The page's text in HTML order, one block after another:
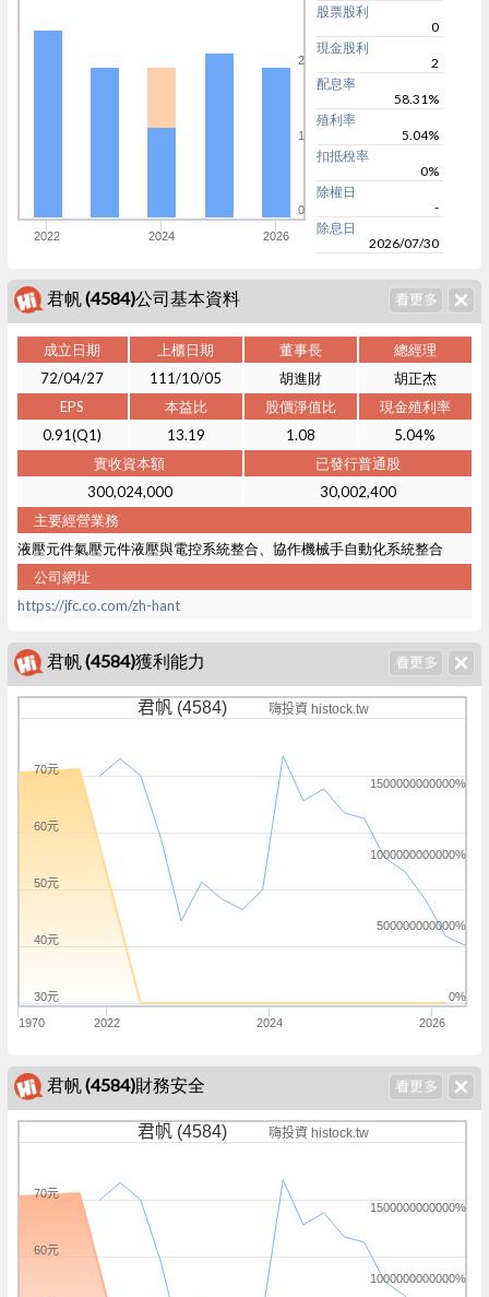
2022 2024 2026
0
1
2
股票股利
0
現金股利
2
配息率
58.31%
殖利率
5.04%
扣抵稅率
0%
除權日
-
除息日
2026/07/30
君帆 (4584)公司基本資料
成立日期 上櫃日期 董事長
總經理
72/04/27
111/10/05 胡進財
胡正杰
EPS
本益比 股價淨值比
現金殖利率
0.91(Q1)
13.19 1.08
5.04%
實收資本額
已發行普通股
300,024,000
30,002,400
主要經營業務
液壓元件氣壓元件液壓與電控系統整合、協作機械手自動化系統整合
公司網址
https://jfc.co.com/zh-hant
君帆 (4584)獲利能力
君帆 (4584) 嗨投資 histock.tw
1970 2022 2024 2026
0%
500000000000%
1000000000000%
1500000000000%
30元
40元
50元
60元
70元
君帆 (4584)財務安全
君帆 (4584) 嗨投資 histock.tw
1000000000000%
1500000000000%
60元
70元